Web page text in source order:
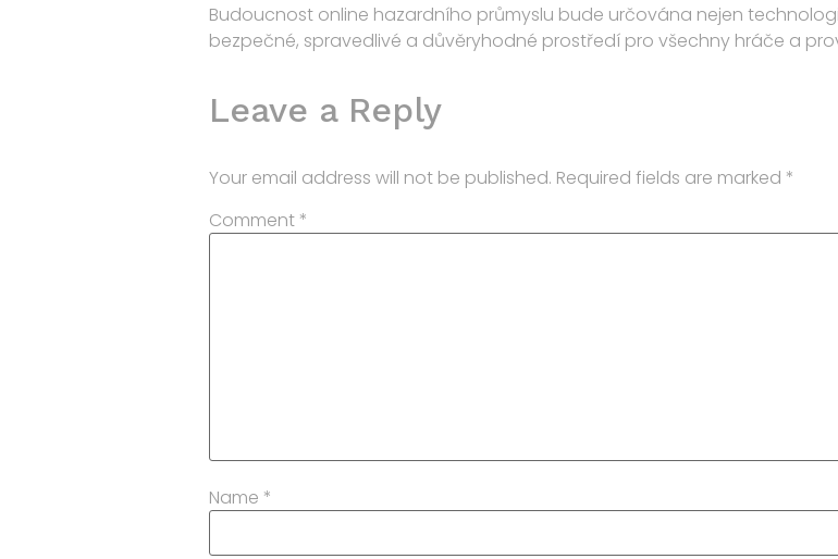
Budoucnost online hazardního průmyslu bude určována nejen
bezpečné, spravedlivé a důvěryhodné prostředí pro všechny hráče a
Leave a Reply
Your email address will not be published. Required fields are marked *
Comment *
Name *